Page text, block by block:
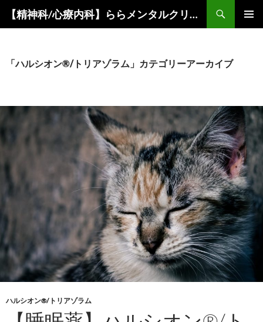
キ
【精神科/心療内科】ららメンタルクリニック
「ハルシオン®/トリアゾラム」カテゴリーアーカイブ
ハルシオン®/トリアゾラム